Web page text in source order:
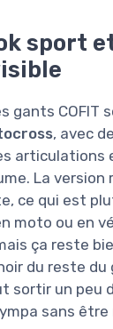
sport
gants COFIT
, avec
articulations
La version
ce qui est
moto ou en
ça reste
du reste du
sortir un peu
sans être